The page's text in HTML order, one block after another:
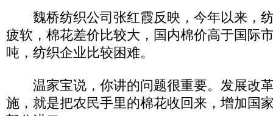
魏桥纺织公司张红霞反映，今年以来，
疲软，棉花差价比较大，国内棉价高于国际
吨，纺织企业比较困难。
温家宝说，你讲的问题很重要。发展改
施，就是把农民手里的棉花收回来，增加国